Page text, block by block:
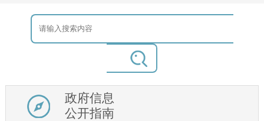
政府信息
公开指南